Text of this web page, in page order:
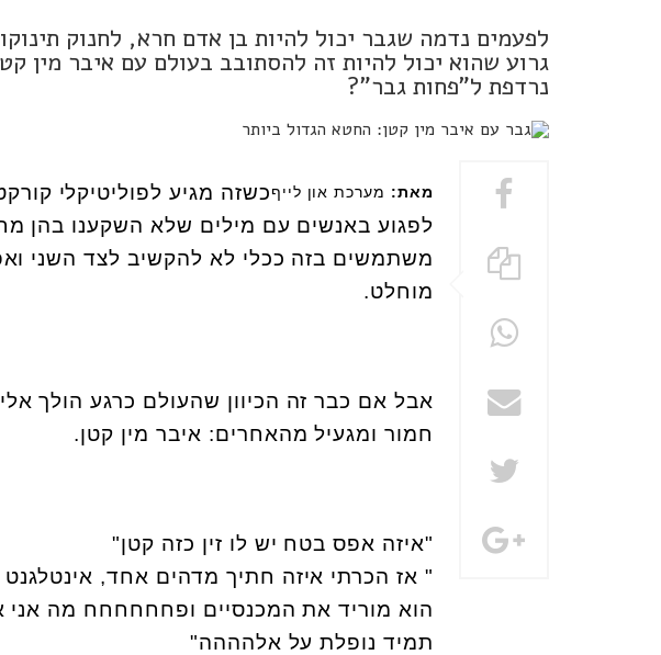
לפעמים נדמה שגבר יכול להיות בן אדם חרא, לחנוק
גרוע שהוא יכול להיות זה להסתובב בעולם עם איבר מין
נרדפת ל"פחות גבר"?
מאת: מערכת און לייףכשזה מגיע לפוליטיקלי
לפגוע באנשים עם מילים שלא השקענו בהן
משתמשים בזה ככלי לא להקשיב לצד השני
מוחלט.
אבל אם כבר זה הכיוון שהעולם כרגע הולך
חמור ומגעיל מהאחרים: איבר מין קטן.
"איזה אפס בטח יש לו זין כזה קטן"
" אז הכרתי איזה חתיך מדהים אחד,
הוא מוריד את המכנסיים ופחחחחחח מה אני
תמיד נופלת על אלהההה"